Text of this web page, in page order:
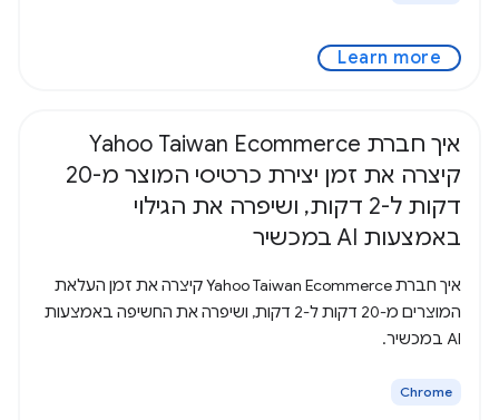
Learn more
איך חברת Yahoo Taiwan Ecommerce
קיצרה את זמן יצירת כרטיסי המוצר מ-20
דקות ל-2 דקות, ושיפרה את הגילוי
באמצעות AI במכשיר
איך חברת Yahoo Taiwan Ecommerce קיצרה את זמן העלאת
המוצרים מ-20 דקות ל-2 דקות, ושיפרה את החשיפה באמצעות
AI במכשיר.
Chrome